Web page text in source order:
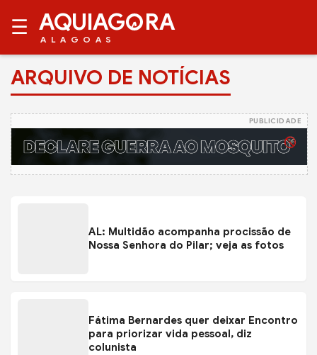
☰ AQUIAG RA
ALAGOAS
ARQUIVO DE NOTÍCIAS
PUBLICIDADE
AL: Multidão acompanha procissão de
Nossa Senhora do Pilar; veja as fotos
Fátima Bernardes quer deixar Encontro
para priorizar vida pessoal, diz
colunista